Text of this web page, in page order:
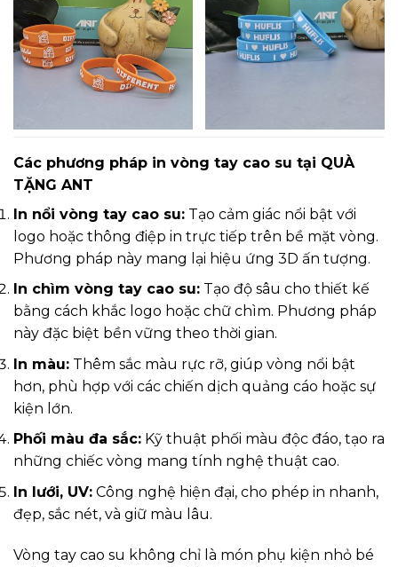
Các phương pháp in vòng tay cao su tại QUÀ
TẶNG ANT
In nổi vòng tay cao su: Tạo cảm giác nổi bật với
logo hoặc thông điệp in trực tiếp trên bề mặt vòng.
Phương pháp này mang lại hiệu ứng 3D ấn tượng.
In chìm vòng tay cao su: Tạo độ sâu cho thiết kế
bằng cách khắc logo hoặc chữ chìm. Phương pháp
này đặc biệt bền vững theo thời gian.
In màu: Thêm sắc màu rực rỡ, giúp vòng nổi bật
hơn, phù hợp với các chiến dịch quảng cáo hoặc sự
kiện lớn.
Phối màu đa sắc: Kỹ thuật phối màu độc đáo, tạo ra
những chiếc vòng mang tính nghệ thuật cao.
In lưới, UV: Công nghệ hiện đại, cho phép in nhanh,
đẹp, sắc nét, và giữ màu lâu.
Vòng tay cao su không chỉ là món phụ kiện nhỏ bé